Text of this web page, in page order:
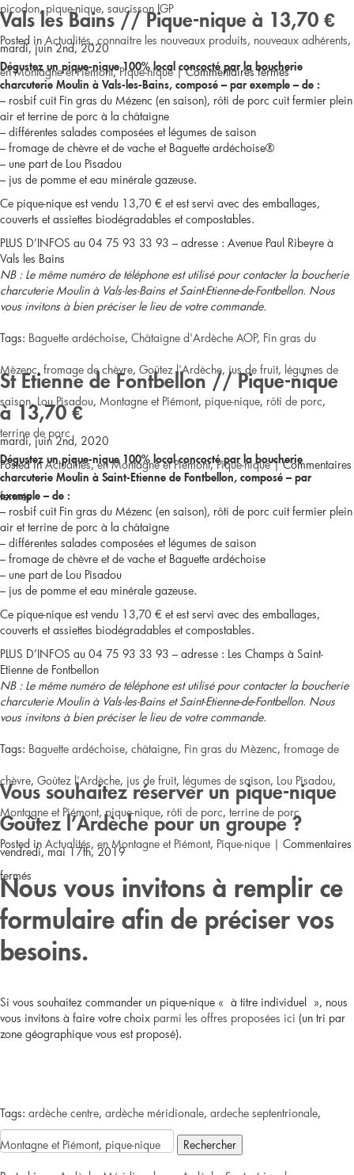
picodon,pique-nique, saucisson IGP
Posted in Actualités,connaitre les nouveaux produits, nouveaux adhérents,
en Montagne et Piémont,Pique-nique|Commentaires ferméssur
Lavilledieu
nique
€
Vals les Bains // Pique-nique à 13,70 €
mardi, juin 2nd, 2020
Dégustez un pique-nique 100% local concocté par la boucherie
charcuterie Moulin à Vals-les-Bains, composé – par exemple – de :
– rosbif cuit Fin gras du Mézenc (en saison), rôti de porc cuit fermier plein
air et terrine de porc à la châtaigne
– différentes salades composées et légumes de saison
– fromage de chèvre et de vache et Baguette ardéchoise®
– une part de Lou Pisadou
– jus de pomme et eau minérale gazeuse.
Ce pique-nique est vendu 13,70 € et est servi avec des emballages,
couverts et assiettes biodégradables et compostables.
PLUS D’INFOS au 04 75 93 33 93 – adresse : Avenue Paul Ribeyre à
Vals les Bains
NB : Le même numéro de téléphone est utilisé pour contacter la boucherie
charcuterie Moulin à Vals-les-Bains et Saint-Etienne-de-Fontbellon. Nous
vous invitons à bien préciser le lieu de votre commande.
Tags: Baguette ardéchoise, Châtaigne d'Ardèche AOP, Fin gras du
Mèzenc, fromage de chèvre, Goûtez l'Ardèche, jus de fruit, légumes de
saison,Lou Pisadou, Montagne et Piémont, pique-nique, rôti de porc,
terrine de porc
Posted inActualités,en Montagne et Piémont,Pique-nique|Commentaires
ferméssur
Vals
les
Bains
//
Pique-
nique
à
13,70
€
St Etienne de Fontbellon // Pique-nique
à 13,70 €
mardi, juin 2nd, 2020
Dégustez un pique-nique 100% local concocté par la boucherie
charcuterie Moulin à Saint-Etienne de Fontbellon, composé – par
exemple – de :
– rosbif cuit Fin gras du Mézenc (en saison), rôti de porc cuit fermier plein
air et terrine de porc à la châtaigne
– différentes salades composées et légumes de saison
– fromage de chèvre et de vache et Baguette ardéchoise
– une part de Lou Pisadou
– jus de pomme et eau minérale gazeuse.
Ce pique-nique est vendu 13,70 € et est servi avec des emballages,
couverts et assiettes biodégradables et compostables.
PLUS D’INFOS au 04 75 93 33 93 – adresse : Les Champs à Saint-
Etienne de Fontbellon
NB : Le même numéro de téléphone est utilisé pour contacter la boucherie
charcuterie Moulin à Vals-les-Bains et Saint-Etienne-de-Fontbellon. Nous
vous invitons à bien préciser le lieu de votre commande.
Tags: Baguette ardéchoise, châtaigne, Fin gras du Mèzenc, fromage de
chèvre, Goûtez l'Ardèche, jus de fruit, légumes de saison, Lou Pisadou,
Montagne et Piémont,pique-nique, rôti de porc, terrine de porc
Posted in Actualités, en Montagne et Piémont, Pique-nique | Commentaires
fermés
Etienne
Fontbellon
//
à
Vous souhaitez réserver un pique-nique
Goûtez l’Ardèche pour un groupe ?
vendredi, mai 17th, 2019
Nous vous invitons à remplir ce
formulaire afin de préciser vos
besoins.
Si vous souhaitez commander un pique-nique « à titre individuel », nous
vous invitons à faire votre choix parmi les offres proposées ici (un tri par
zone géographique vous est proposé).
Tags: ardèche centre, ardèche méridionale, ardeche septentrionale,
Montagne et Piémont, pique-nique
Rechercher :